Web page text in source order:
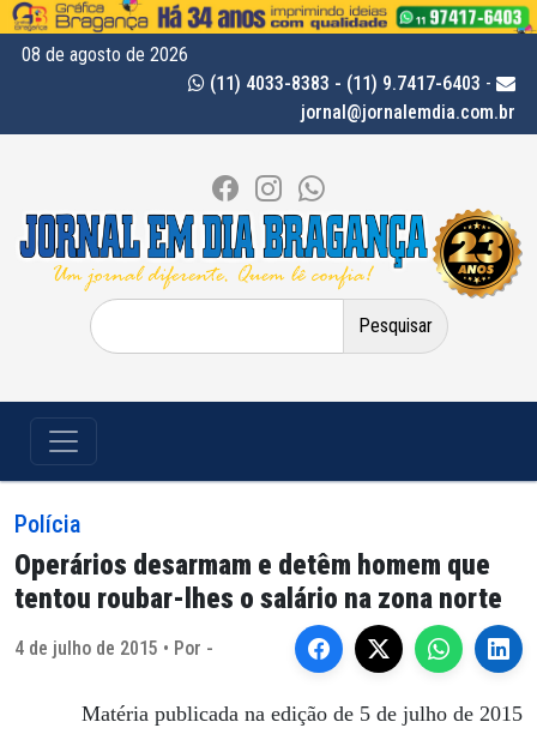
08 de agosto de 2026
(11) 4033-8383 - (11) 9.7417-6403 -
jornal@jornalemdia.com.br
Pesquisar
por:
Polícia
Operários desarmam e detêm homem que
tentou roubar-lhes o salário na zona norte
4 de julho de 2015 • Por -
Matéria publicada na edição de 5 de julho de 2015